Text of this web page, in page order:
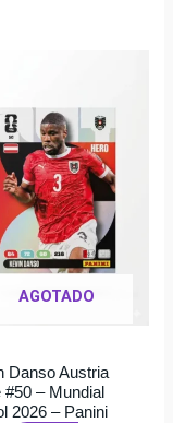
AGOTADO
Danso Austria
#50 – Mundial
2026 – Panini